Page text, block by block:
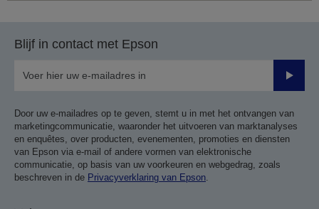
Blijf in contact met Epson
Door uw e-mailadres op te geven, stemt u in met het ontvangen van
marketingcommunicatie, waaronder het uitvoeren van marktanalyses
en enquêtes, over producten, evenementen, promoties en diensten
van Epson via e-mail of andere vormen van elektronische
communicatie, op basis van uw voorkeuren en webgedrag, zoals
beschreven in de Privacyverklaring van Epson.